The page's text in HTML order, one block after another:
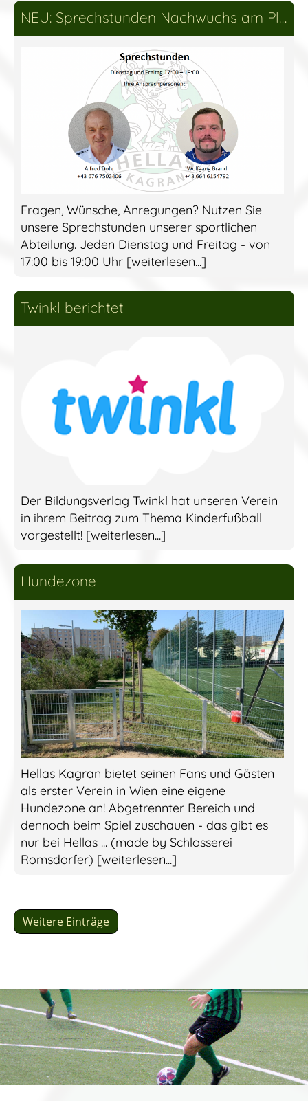
NEU: Sprechstunden Nachwuchs am Platz
Fragen, Wünsche, Anregungen? Nutzen Sie
unsere Sprechstunden unserer sportlichen
Abteilung. Jeden Dienstag und Freitag - von
17:00 bis 19:00 Uhr [weiterlesen...]
Twinkl berichtet
Der Bildungsverlag Twinkl hat unseren Verein
in ihrem Beitrag zum Thema Kinderfußball
vorgestellt! [weiterlesen...]
Hundezone
Hellas Kagran bietet seinen Fans und Gästen
als erster Verein in Wien eine eigene
Hundezone an! Abgetrennter Bereich und
dennoch beim Spiel zuschauen - das gibt es
nur bei Hellas ... (made by Schlosserei
Romsdorfer) [weiterlesen...]
Weitere Einträge